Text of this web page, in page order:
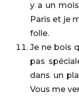
y a un
Paris et je
folle.
Je ne bois
pas
dans un
Vous me